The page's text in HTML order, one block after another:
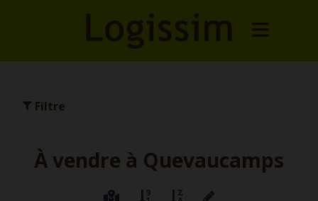
Filtre
À vendre à Quevaucamps